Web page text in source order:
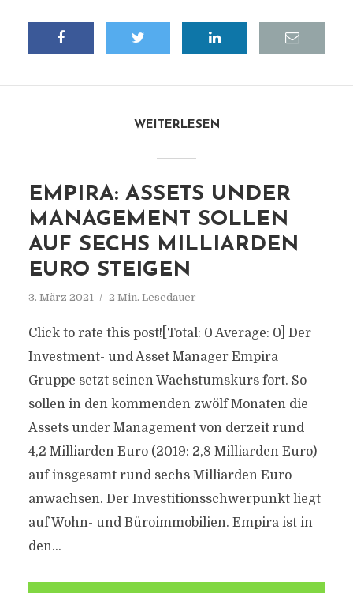
WEITERLESEN
EMPIRA: ASSETS UNDER
MANAGEMENT SOLLEN
AUF SECHS MILLIARDEN
EURO STEIGEN
3. März 2021 2 Min. Lesedauer
Click to rate this post![Total: 0 Average: 0] Der
Investment- und Asset Manager Empira
Gruppe setzt seinen Wachstumskurs fort. So
sollen in den kommenden zwölf Monaten die
Assets under Management von derzeit rund
4,2 Milliarden Euro (2019: 2,8 Milliarden Euro)
auf insgesamt rund sechs Milliarden Euro
anwachsen. Der Investitionsschwerpunkt liegt
auf Wohn- und Büroimmobilien. Empira ist in
den...